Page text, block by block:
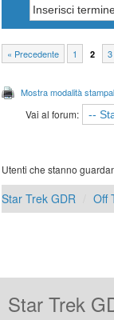
« Precedente 1 2 3
Mostra modalità
Vai al forum:
Utenti che stanno
Star Trek GDR Off
Star Trek